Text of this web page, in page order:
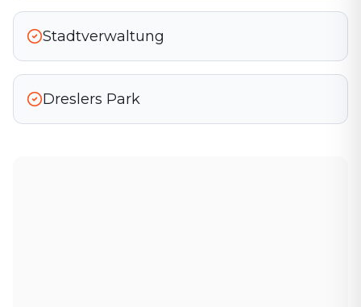
Stadtverwaltung
Dreslers Park